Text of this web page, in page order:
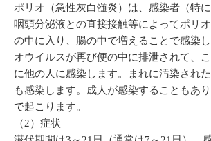
ポリオ（急性灰白髄炎）は、感染者（特
咽頭分泌液との直接接触等によってポリ
の中に入り、腸の中で増えることで感染
オウイルスが再び便の中に排泄されて、
に他の人に感染します。まれに汚染され
も感染します。成人が感染することもあ
で起こります。
（2）症状